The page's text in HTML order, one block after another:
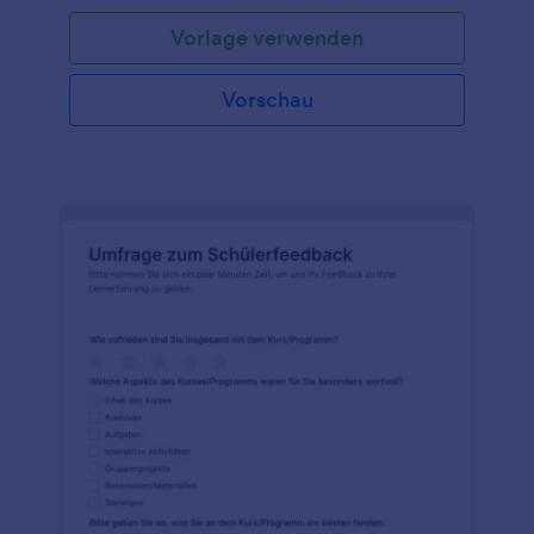
Sie einfach die Fragen an, betten Sie das Formular
auf Ihrer Website ein oder teilen Sie es mit einem
Link und beginnen Sie sofort mit dem Sammeln von
Vorlage verwenden
Vorschau